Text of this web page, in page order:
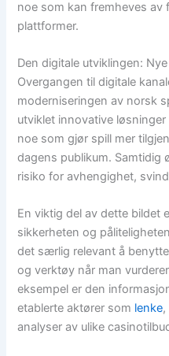
noe som kan fremheves av
plattformer.
Den digitale utviklingen:
Overgangen til digitale
moderniseringen av norsk
utviklet innovative
noe som gjør spill mer
dagens publikum. Samtidig
risiko for avhengighet,
En viktig del av dette bildet
sikkerheten og
det særlig relevant å
og verktøy når man
eksempel er den
etablerte aktører som lenke,
analyser av ulike